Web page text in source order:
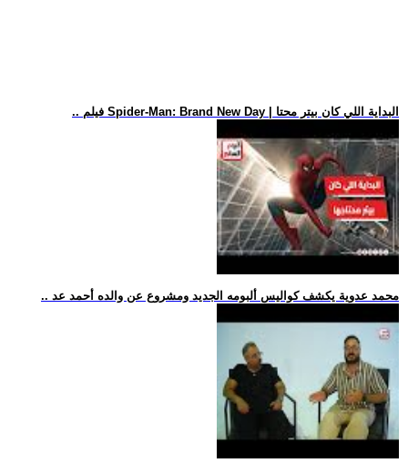
.. فيلم Spider-Man: Brand New Day | البداية اللي كان بيتر محتا
.. محمد عدوية يكشف كواليس ألبومه الجديد ومشروع عن والده أحمد عد